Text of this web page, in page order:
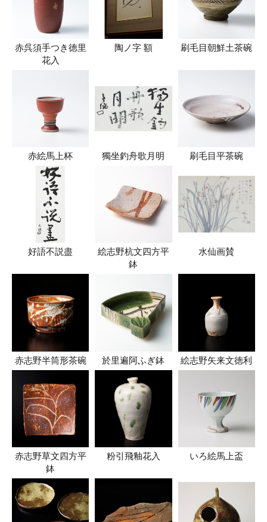
赤呉須手つき徳里
花入
陶ノ字 額 刷毛目朝鮮土茶碗
赤絵馬上杯 獨坐釣舟歌月明 刷毛目平茶碗
好語不説盡
絵志野杭文四方平
鉢
水仙画賛
赤志野半筒形茶碗 於里遍阿ふぎ鉢 絵志野矢来文徳利
赤志野草文四方平
鉢
粉引飛釉花入 いろ絵馬上盃